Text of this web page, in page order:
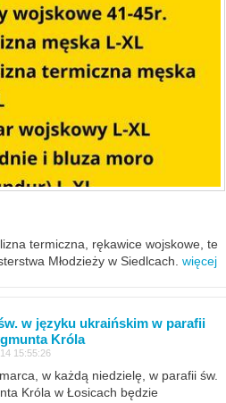
termiczna, rękawice wojskowe, te
Młodzieży w Siedlcach. więcej
w języku ukraińskim w parafii
Króla
15:55:26
w każdą niedzielę, w parafii św.
Króla w Łosicach będzie